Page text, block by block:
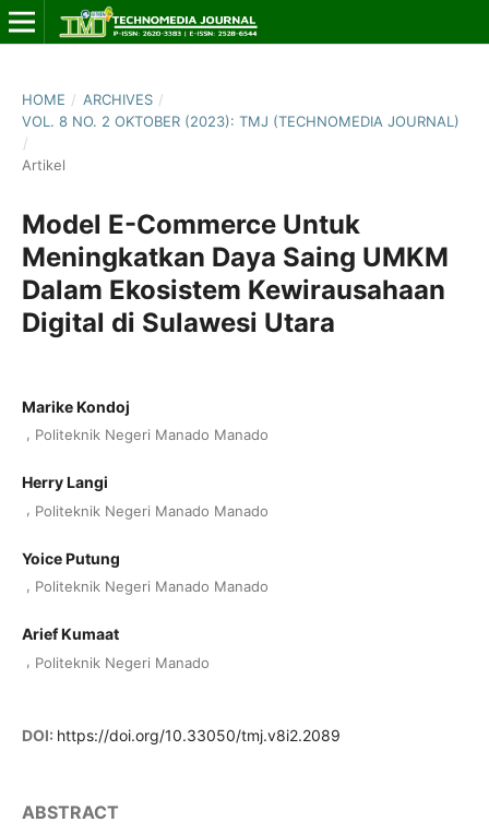
HOME / ARCHIVES /
VOL. 8 NO. 2 OKTOBER (2023): TMJ (TECHNOMEDIA JOURNAL)
/
Artikel
Model E-Commerce Untuk
Meningkatkan Daya Saing UMKM
Dalam Ekosistem Kewirausahaan
Digital di Sulawesi Utara
Marike Kondoj
Politeknik Negeri Manado Manado
Herry Langi
, Politeknik Negeri Manado Manado
Yoice Putung
Politeknik Negeri Manado Manado
Arief Kumaat
, Politeknik Negeri Manado
DOI: https://doi.org/10.33050/tmj.v8i2.2089
ABSTRACT